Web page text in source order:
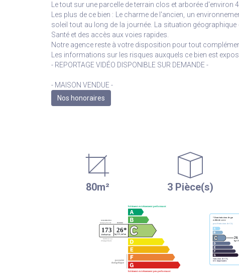
Le tout sur une parcelle de terrain clos et arborée d'environ
Les plus de ce bien : Le charme de l'ancien, un
soleil tout au long de la journée. La situation
Santé et des accès aux voies rapides.
Notre agence reste à votre disposition pour tout
Les informations sur les risques auxquels ce bien est
- REPORTAGE VIDÉO DISPONIBLE SUR DEMANDE -
- MAISON VENDUE -
Nos honoraires
80m² 3 Pièce(s)